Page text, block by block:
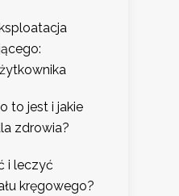
to jest i jakie
zdrowia?
i leczyć
kręgowego?